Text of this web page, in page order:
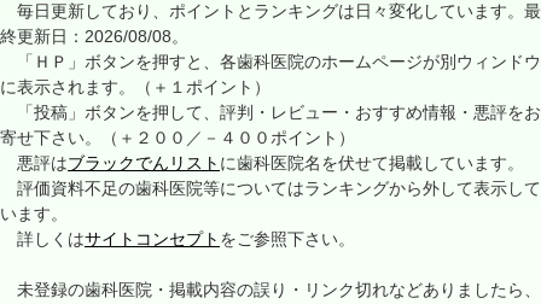
毎日更新しており、ポイントとランキングは日々変化しています。最
終更新日：2026/08/08。
「ＨＰ」ボタンを押すと、各歯科医院のホームページが別ウィンドウ
に表示されます。（＋１ポイント）
「投稿」ボタンを押して、評判・レビュー・おすすめ情報・悪評をお
寄せ下さい。（＋２００／－４００ポイント）
悪評はブラックでんリスト に歯科医院名を伏せて掲載しています。
評価資料不足の歯科医院等についてはランキングから外して表示して
います。
詳しくはサイトコンセプト をご参照下さい。
未登録の歯科医院・掲載内容の誤り・リンク切れなどありましたら、